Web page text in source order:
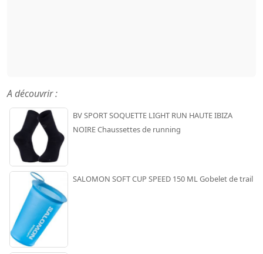
A découvrir :
BV SPORT SOQUETTE LIGHT RUN HAUTE IBIZA
NOIRE Chaussettes de running
SALOMON SOFT CUP SPEED 150 ML Gobelet de trail